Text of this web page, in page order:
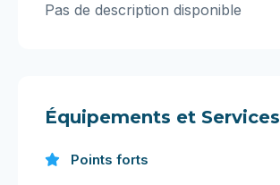
Pas de description disponible
Équipements et Services
Points forts